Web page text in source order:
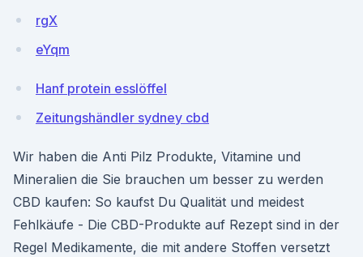
rgX
eYqm
Hanf protein esslöffel
Zeitungshändler sydney cbd
Wir haben die Anti Pilz Produkte, Vitamine und
Mineralien die Sie brauchen um besser zu werden
CBD kaufen: So kaufst Du Qualität und meidest
Fehlkäufe - Die CBD-Produkte auf Rezept sind in der
Regel Medikamente, die mit andere Stoffen versetzt